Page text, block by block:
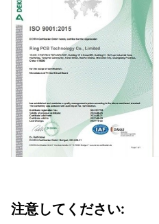
注意してください: